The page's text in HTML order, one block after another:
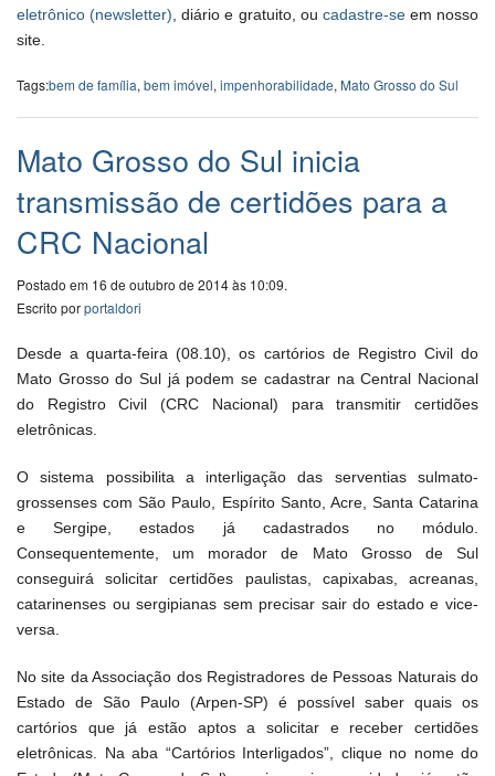
eletrônico (newsletter) , diário e gratuito, ou cadastre-seem nosso
site.
Tags:bem de família, bem imóvel, impenhorabilidade, Mato Grosso do Sul
Mato Grosso do Sul inicia
transmissão de certidões para a
CRC Nacional
Postado em 16 de outubro de 2014 às 10:09.
Escrito porportaldori
Desde a quarta-feira (08.10), os cartórios de Registro Civil do
Mato Grosso do Sul já podem se cadastrar na Central Nacional
do Registro Civil (CRC Nacional) para transmitir certidões
eletrônicas.
O sistema possibilita a interligação das serventias sul­mato­
grossenses com São Paulo, Espírito Santo, Acre, Santa Catarina
e Sergipe, estados já cadastrados no módulo.
Consequentemente, um morador de Mato Grosso de Sul
conseguirá solicitar certidões paulistas, capixabas, acreanas,
catarinenses ou sergipianas sem precisar sair do estado e vice-
versa.
No site da Associação dos Registradores de Pessoas Naturais do
Estado de São Paulo (Arpen-SP) é possível saber quais os
cartórios que já estão aptos a solicitar e receber certidões
eletrônicas. Na aba “Cartórios Interligados”, clique no nome do